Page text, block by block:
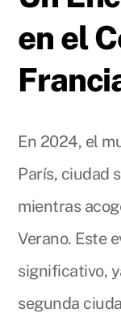
en el
En 2024, el
París, ciudad
mientras
Verano. Este
significativo,
segunda